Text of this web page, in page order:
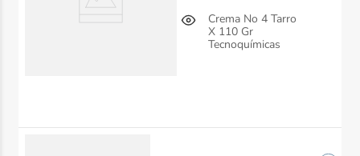
Crema No 4 Tarro
X 110 Gr
Tecnoquímicas